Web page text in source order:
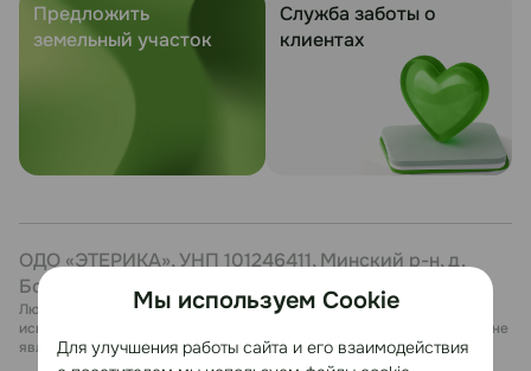
Предложить
земельный участок
Служба заботы о
клиентах
ОДО «ЭТЕРИКА», УНП 101246411, Минский р-н, д.
Боровая, 7, каб. 27
Любая информация, представленная на данном сайте, носит
исключительно информационный характер и ни при каких условиях не
является публичной офертой.
Мы используем Cookie
Для улучшения работы сайта и его взаимодействия